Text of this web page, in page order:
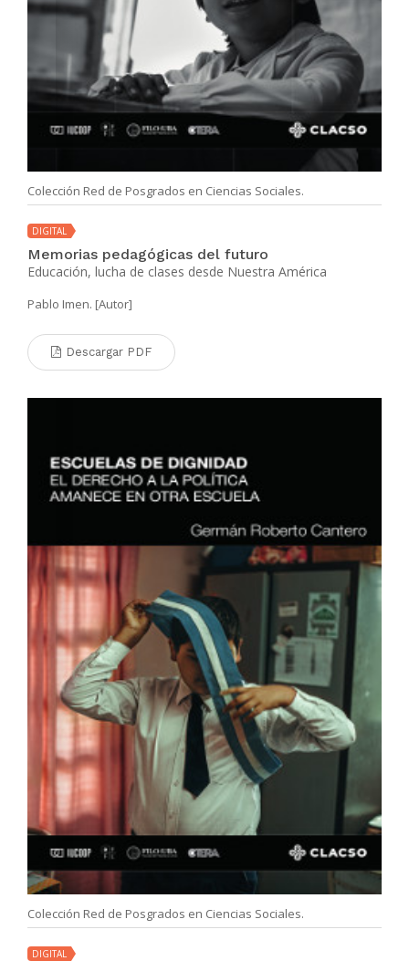
Colección Red de Posgrados en Ciencias Sociales.
DIGITAL
Memorias pedagógicas del futuro
Educación, lucha de clases desde Nuestra América
Pablo Imen. [Autor]
Descargar PDF
Colección Red de Posgrados en Ciencias Sociales.
DIGITAL